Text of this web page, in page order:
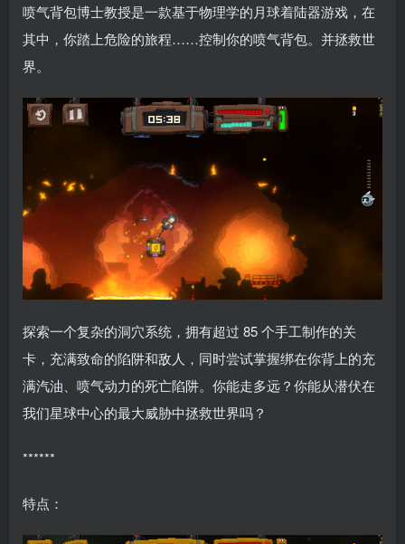
喷气背包博士教授是一款基于物理学的月球着陆器游戏，在
其中，你踏上危险的旅程……控制你的喷气背包。并拯救世
界。
探索一个复杂的洞穴系统，拥有超过 85 个手工制作的关
卡，充满致命的陷阱和敌人，同时尝试掌握绑在你背上的充
满汽油、喷气动力的死亡陷阱。你能走多远？你能从潜伏在
我们星球中心的最大威胁中拯救世界吗？
******
特点：